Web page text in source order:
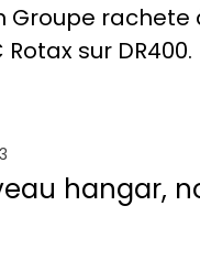
Groupe rachete
Rotax sur DR400.
hangar,